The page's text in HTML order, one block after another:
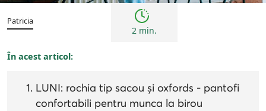
Patricia
2 min.
În acest articol:
LUNI: rochia tip sacou și oxfords - pantofi
confortabili pentru munca la birou